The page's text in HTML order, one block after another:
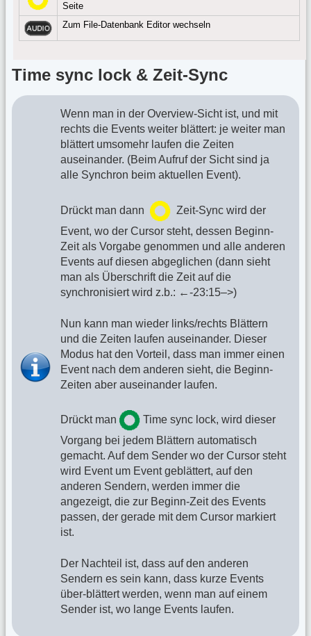
Seite
Zum File-Datenbank Editor wechseln
Time sync lock & Zeit-Sync
Wenn man in der Overview-Sicht ist, und mit
rechts die Events weiter blättert: je weiter man
blättert umsomehr laufen die Zeiten
auseinander. (Beim Aufruf der Sicht sind ja
alle Synchron beim aktuellen Event).
Drückt man dann
Zeit-Sync wird der
Event, wo der Cursor steht, dessen Beginn-
Zeit als Vorgabe genommen und alle anderen
Events auf diesen abgeglichen (dann sieht
man als Überschrift die Zeit auf die
synchronisiert wird z.b.: ←-23:15–>)
Nun kann man wieder links/rechts Blättern
und die Zeiten laufen auseinander. Dieser
Modus hat den Vorteil, dass man immer einen
Event nach dem anderen sieht, die Beginn-
Zeiten aber auseinander laufen.
Drückt man
Time sync lock, wird dieser
Vorgang bei jedem Blättern automatisch
gemacht. Auf dem Sender wo der Cursor steht
wird Event um Event geblättert, auf den
anderen Sendern, werden immer die
angezeigt, die zur Beginn-Zeit des Events
passen, der gerade mit dem Cursor markiert
ist.
Der Nachteil ist, dass auf den anderen
Sendern es sein kann, dass kurze Events
über-blättert werden, wenn man auf einem
Sender ist, wo lange Events laufen.